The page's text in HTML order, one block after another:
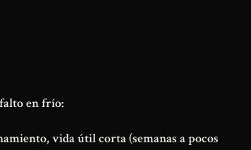
en frío:
vida útil corta (semanas a pocos